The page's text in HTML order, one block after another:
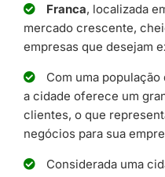
Franca, localizada
mercado crescente,
empresas que desejam
Com uma população
a cidade oferece um
clientes, o que
negócios para sua
Considerada uma